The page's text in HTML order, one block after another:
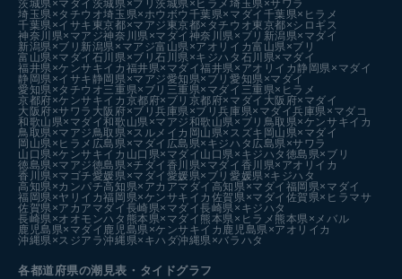
茨城県×マダイ 茨城県×ブリ茨城県×ヒラメ埼玉県×サワラ
埼玉県×タチウオ埼玉県×ホウボウ 千葉県×マダイ 千葉県×ヒラメ
千葉県×イサキ 東京都×マアジ 東京都×タチウオ東京都×シロギス
神奈川県×マアジ神奈川県×マダイ 神奈川県×ブリ 新潟県×マダイ
新潟県×ブリ 新潟県×マアジ富山県×アオリイカ富山県×ブリ
富山県×マダイ 石川県×ブリ石川県×キジハタ 石川県×マダイ
福井県×ケンサキイカ 福井県×マダイ福井県×アオリイカ 静岡県×マダイ
静岡県×イサキ 静岡県×マアジ愛知県×ブリ愛知県×マダイ
愛知県×タチウオ三重県×ブリ 三重県×マダイ 三重県×ヒラメ
京都府×ケンサキイカ 京都府×ブリ 京都府×マダイ 大阪府×マダイ
大阪府×サワラ 大阪府×ブリ兵庫県×ブリ兵庫県×マダイ兵庫県×マダコ
和歌山県×マダイ和歌山県×マアジ和歌山県×ブリ 鳥取県×ケンサキイカ
鳥取県×マアジ鳥取県×スルメイカ 岡山県×スズキ 岡山県×マダイ
岡山県×ヒラメ 広島県×マダイ 広島県×キジハタ 広島県×サワラ
山口県×ケンサキイカ 山口県×マダイ 山口県×キジハタ 徳島県×ブリ
徳島県×マアジ徳島県×チダイ 香川県×マダイ 香川県×アオリイカ
香川県×マゴチ愛媛県×マダイ 愛媛県×ブリ愛媛県×キジハタ
高知県×カンパチ高知県×アカアマダイ 高知県×マダイ 福岡県×マダイ
福岡県×ヤリイカ福岡県×ケンサキイカ 佐賀県×マダイ 佐賀県×ヒラマサ
佐賀県×アカアマダイ 長崎県×マダイ長崎県×キジハタ
長崎県×オオモンハタ 熊本県×マダイ 熊本県×ヒラメ 熊本県×メバル
鹿児島県×マダイ 鹿児島県×ケンサキイカ 鹿児島県×アオリイカ
沖縄県×スジアラ沖縄県×キハダ沖縄県×バラハタ
各都道府県の潮見表 ・タイドグラフ